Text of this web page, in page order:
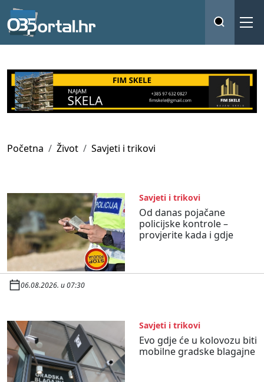
Početna Život Savjeti i trikovi
Savjeti i trikovi
Od danas pojačane
policijske kontrole –
provjerite kada i gdje
06.08.2026. u 07:30
Savjeti i trikovi
Evo gdje će u kolovozu biti
mobilne gradske blagajne